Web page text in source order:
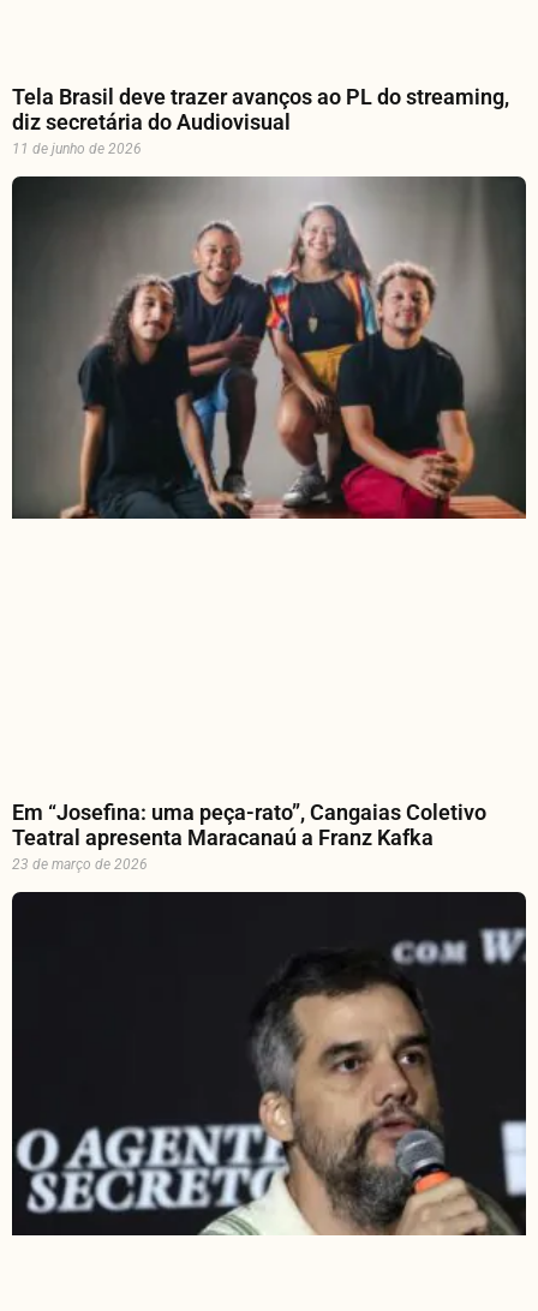
Tela Brasil deve trazer avanços ao PL do streaming,
diz secretária do Audiovisual
11 de junho de 2026
Em “Josefina: uma peça-rato”, Cangaias Coletivo
Teatral apresenta Maracanaú a Franz Kafka
23 de março de 2026